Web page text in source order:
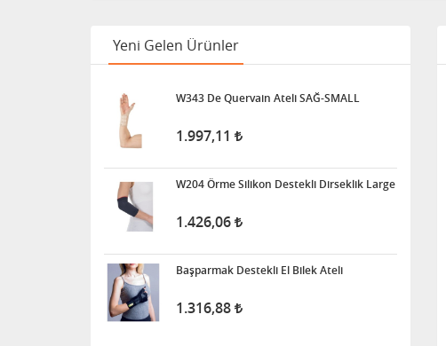
Yeni Gelen Ürünler
W343 De Quervain Ateli SAĞ-SMALL
1.997,11
W204 Örme Silikon Destekli Dirseklik Large
1.426,06
Başparmak Destekli El Bilek Ateli
1.316,88